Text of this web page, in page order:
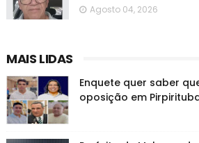
Agosto 04, 2026
MAIS LIDAS
Enquete quer saber
oposição em